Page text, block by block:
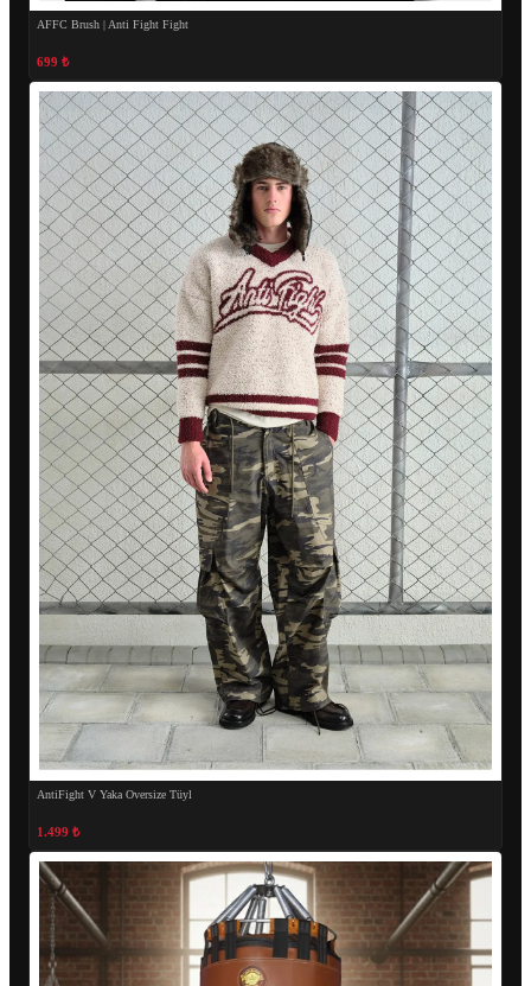
AFFC Brush | Anti Fight Fight
699 ₺
AntiFight V Yaka Oversize Tüyl
1.499 ₺